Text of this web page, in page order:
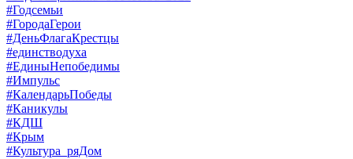
#Годсемьи
#ГородаГерои
#ДеньФлагаКрестцы
#единстводуха
#ЕдиныНепобедимы
#Импульс
#КалендарьПобеды
#Каникулы
#КДШ
#Крым
#Культура_ряДом